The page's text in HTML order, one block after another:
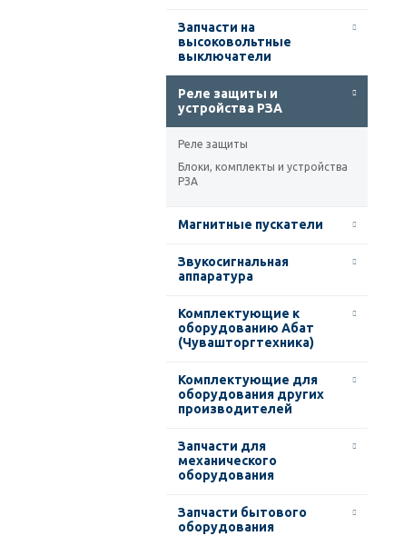
Запчасти на
высоковольтные
выключатели
Реле защиты и
устройства РЗА
Реле защиты
Блоки, комплекты и устройства
РЗА
Магнитные пускатели
Звукосигнальная
аппаратура
Комплектующие к
оборудованию Абат
(Чувашторгтехника)
Комплектующие для
оборудования других
производителей
Запчасти для
механического
оборудования
Запчасти бытового
оборудования